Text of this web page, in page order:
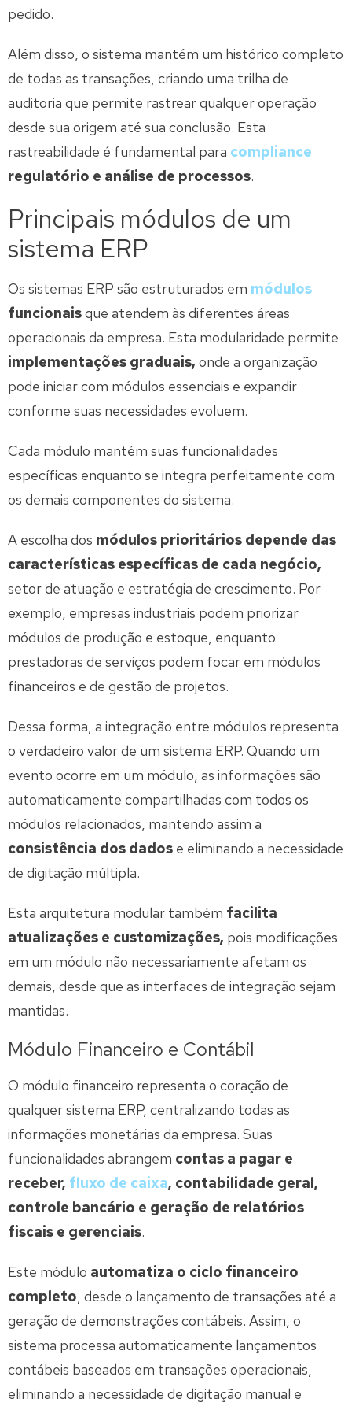
pedido.
Além disso, o sistema mantém um histórico completo
de todas as transações, criando uma trilha de
auditoria que permite rastrear qualquer operação
desde sua origem até sua conclusão. Esta
rastreabilidade é fundamental para compliance
regulatório e análise de processos.
Principais módulos de um
sistema ERP
Os sistemas ERP são estruturados em módulos
funcionaisque atendem às diferentes áreas
operacionais da empresa. Esta modularidade permite
implementações graduais, onde a organização
pode iniciar com módulos essenciais e expandir
conforme suas necessidades evoluem.
Cada módulo mantém suas funcionalidades
específicas enquanto se integra perfeitamente com
os demais componentes do sistema.
A escolha dos módulos prioritários depende das
características específicas de cada negócio,
setor de atuação e estratégia de crescimento. Por
exemplo, empresas industriais podem priorizar
módulos de produção e estoque, enquanto
prestadoras de serviços podem focar em módulos
financeiros e de gestão de projetos.
Dessa forma, a integração entre módulos representa
o verdadeiro valor de um sistema ERP. Quando um
evento ocorre em um módulo, as informações são
automaticamente compartilhadas com todos os
módulos relacionados, mantendo assim a
consistência dos dados e eliminando a necessidade
de digitação múltipla.
Esta arquitetura modular também facilita
atualizações e customizações, pois modificações
em um módulo não necessariamente afetam os
demais, desde que as interfaces de integração sejam
mantidas.
Módulo Financeiro e Contábil
O módulo financeiro representa o coração de
qualquer sistema ERP, centralizando todas as
informações monetárias da empresa. Suas
funcionalidades abrangem contas a pagar e
receber, fluxo de caixa, contabilidade geral,
controle bancário e geração de relatórios
fiscais e gerenciais.
Este módulo automatiza o ciclo financeiro
completo , desde o lançamento de transações até a
geração de demonstrações contábeis. Assim, o
sistema processa automaticamente lançamentos
contábeis baseados em transações operacionais,
eliminando a necessidade de digitação manual e